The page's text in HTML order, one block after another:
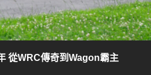
從WRC傳奇到Wagon霸主